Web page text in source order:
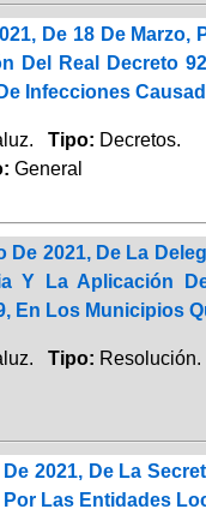
De 18 De
Del Real Decreto
Infecciones
Tipo: Decretos.
General
De 2021, De La
Y La Aplicación
En Los Municipios
Tipo: Resolución.
2021, De La
Las Entidades